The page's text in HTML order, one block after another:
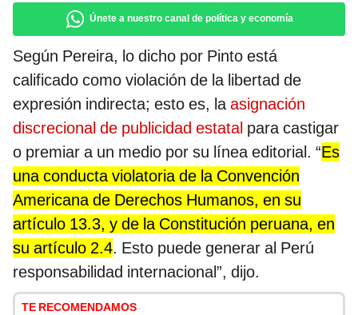
Únete a nuestro canal de política y economía
Según Pereira, lo dicho por Pinto está
calificado como violación de la libertad de
expresión indirecta; esto es, laasignación
discrecional de publicidad estatal para castigar
o premiar a un medio por su línea editorial. “Es
una conducta violatoria de la Convención
Americana de Derechos Humanos, en su
artículo 13.3, y de la Constitución peruana, en
su artículo 2.4. Esto puede generar al Perú
responsabilidad internacional”, dijo.
TE RECOMENDAMOS